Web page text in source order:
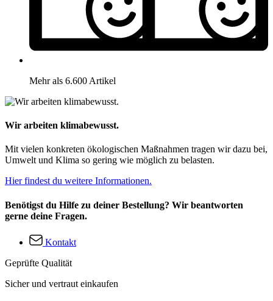
Mehr als 6.600 Artikel
Wir arbeiten klimabewusst.
Mit vielen konkreten ökologischen Maßnahmen tragen wir dazu bei,
Umwelt und Klima so gering wie möglich zu belasten.
Hier findest du weitere Informationen.
Benötigst du Hilfe zu deiner Bestellung? Wir beantworten
gerne deine Fragen.
Kontakt
Geprüfte Qualität
Sicher und vertraut einkaufen